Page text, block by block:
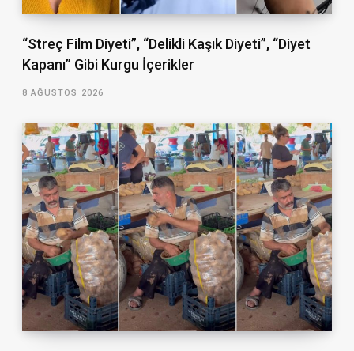
“Streç Film Diyeti”, “Delikli Kaşık Diyeti”, “Diyet
Kapanı” Gibi Kurgu İçerikler
8 AĞUSTOS 2026